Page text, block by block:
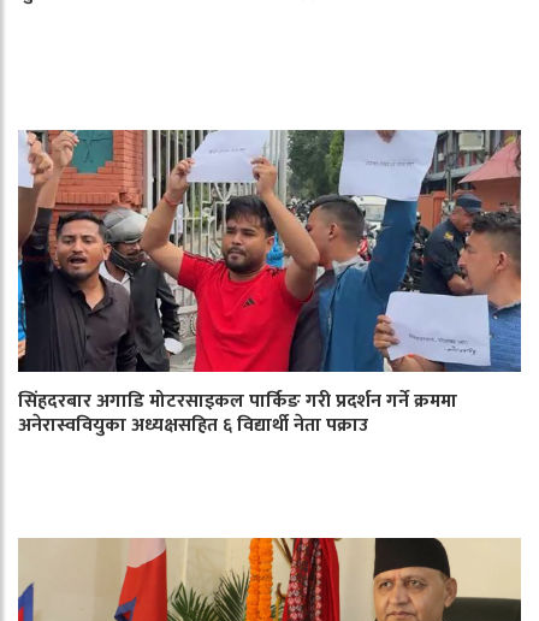
सिंहदरबार अगाडि मोटरसाइकल पार्किङ गरी प्रदर्शन गर्ने क्रममा
अनेरास्ववियुका अध्यक्षसहित ६ विद्यार्थी नेता पक्राउ